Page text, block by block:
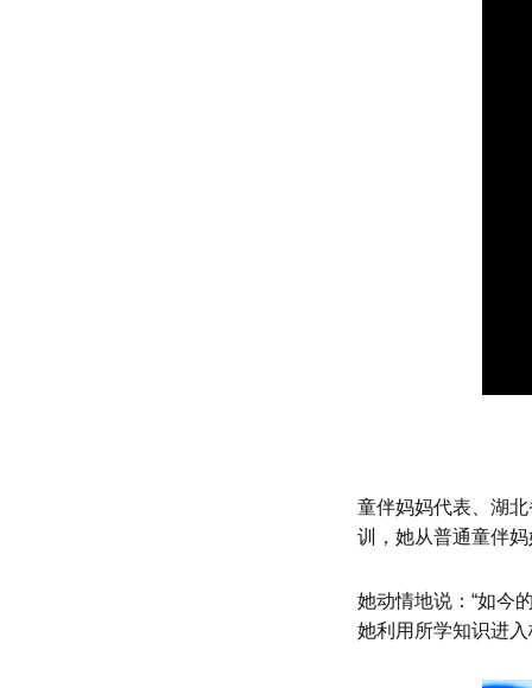
童伴妈妈代表、湖
训，她从普通童伴
她动情地说：“如今
她利用所学知识进